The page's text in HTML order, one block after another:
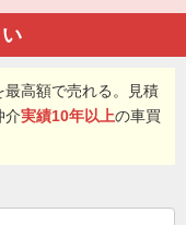
高額で売れる。見積
介実績10年以上の車買